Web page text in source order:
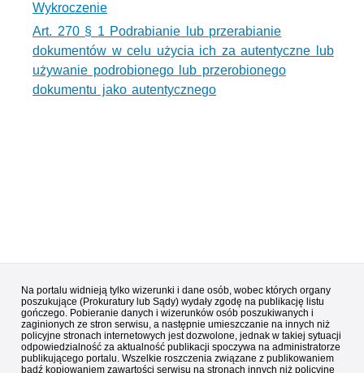
Wykroczenie
Art. 270 § 1 Podrabianie lub przerabianie
dokumentów w celu użycia ich za autentyczne lub
używanie podrobionego lub przerobionego
dokumentu jako autentycznego
Na portalu widnieją tylko wizerunki i dane osób, wobec których organy
poszukujące (Prokuratury lub Sądy) wydały zgodę na publikację listu
gończego. Pobieranie danych i wizerunków osób poszukiwanych i
zaginionych ze stron serwisu, a następnie umieszczanie na innych niż
policyjne stronach internetowych jest dozwolone, jednak w takiej sytuacji
odpowiedzialność za aktualność publikacji spoczywa na administratorze
publikującego portalu. Wszelkie roszczenia związane z publikowaniem
bądź kopiowaniem zawartości serwisu na stronach innych niż policyjne